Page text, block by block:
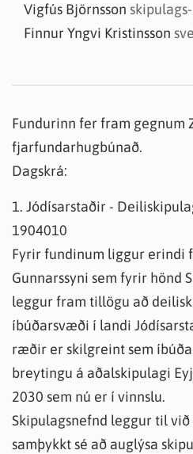
Vigfús Björnsson
Finnur Yngvi Kristinsson
Fundurinn fer fram gegnum
fjarfundarhugbúnað.
Dagskrá:
1. Jódísarstaðir -
1904010
Fyrir fundinum liggur erindi
Gunnarssyni sem fyrir hönd
leggur fram tillögu að
íbúðarsvæði í landi
ræðir er skilgreint sem
breytingu á aðalskipulagi
2030 sem nú er í vinnslu.
Skipulagsnefnd leggur til
samþykkt sé að auglýsa